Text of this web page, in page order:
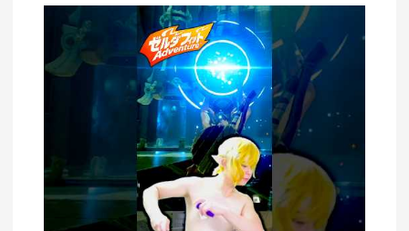
ン